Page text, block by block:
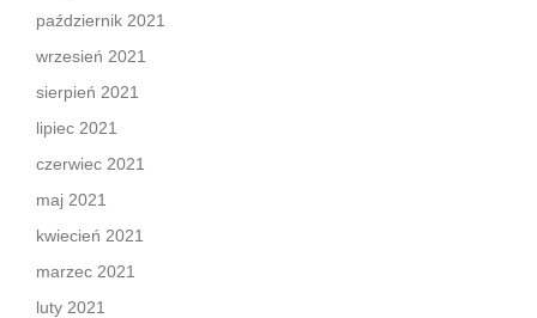
październik 2021
wrzesień 2021
sierpień 2021
lipiec 2021
czerwiec 2021
maj 2021
kwiecień 2021
marzec 2021
luty 2021